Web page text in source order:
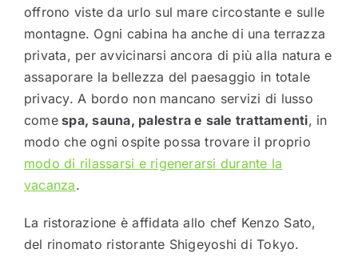
offrono viste da urlo sul mare circostante e sulle
montagne. Ogni cabina ha anche di una terrazza
privata, per avvicinarsi ancora di più alla natura e
assaporare la bellezza del paesaggio in totale
privacy. A bordo non mancano servizi di lusso
comespa, sauna, palestra e sale trattamenti, in
modo che ogni ospite possa trovare il proprio
modo di rilassarsi e rigenerarsi durante la
vacanza.
La ristorazione è affidata allo chef Kenzo Sato,
del rinomato ristorante Shigeyoshi di Tokyo.